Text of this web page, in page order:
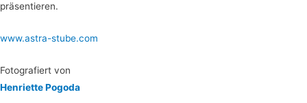
präsentieren.
www.astra-stube.com
Foto­gra­fiert von
Hen­ri­et­te Pogoda